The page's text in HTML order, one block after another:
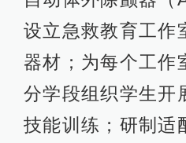
设立急救教育工作
器材；为每个工作
分学段组织学生开
技能训练；研制适